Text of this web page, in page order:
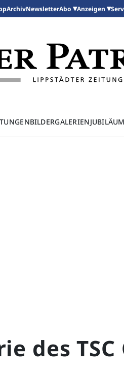
ArchivNewsletterAbo Anzeigen
BILDERGALERIENJUBILÄUM
des